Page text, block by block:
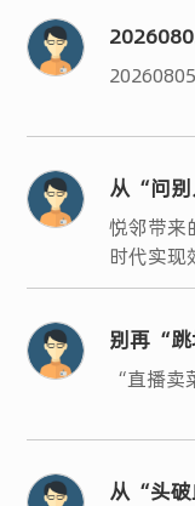
从“问
区零售
悦邻带
时代实现
别再“跳
条“黄
“直播卖
从“头